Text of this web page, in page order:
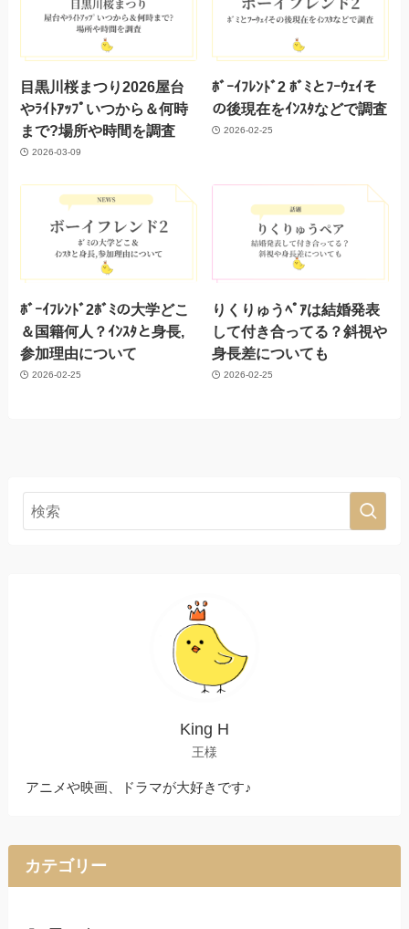
目黒川桜まつり2026屋台
やﾗｲﾄｱｯﾌﾟいつから＆何時
まで?場所や時間を調査
2026-03-09
ﾎﾞｰｲﾌﾚﾝﾄﾞ2 ﾎﾞﾐとﾌｰｳｪｲそ
の後現在をｲﾝｽﾀなどで調査
2026-02-25
ﾎﾞｰｲﾌﾚﾝﾄﾞ2ﾎﾞﾐの大学どこ
＆国籍何人？ｲﾝｽﾀと身長,
参加理由について
2026-02-25
りくりゅうﾍﾟｱは結婚発表
して付き合ってる？斜視や
身長差についても
2026-02-25
King H
王様
アニメや映画、ドラマが大好きです♪
カテゴリー